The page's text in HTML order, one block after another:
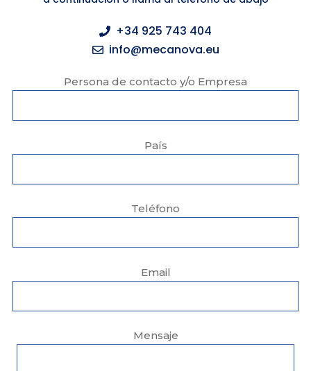
+34 925 743 404
info@mecanova.eu
Persona de contacto y/o Empresa
País
Teléfono
Email
Mensaje